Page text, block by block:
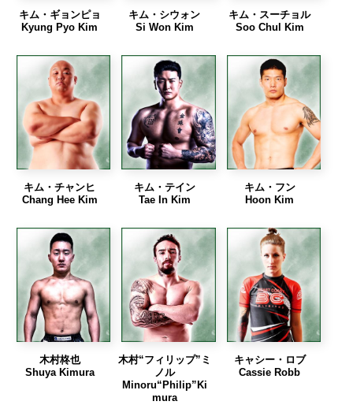
キム・ギョンピョ
Kyung Pyo Kim
キム・シウォン
Si Won Kim
キム・スーチョル
Soo Chul Kim
キム・チャンヒ
Chang Hee Kim
キム・テイン
Tae In Kim
キム・フン
Hoon Kim
木村柊也
Shuya Kimura
木村“フィリップ”ミ
ノル
Minoru“Philip”Ki
mura
キャシー・ロブ
Cassie Robb